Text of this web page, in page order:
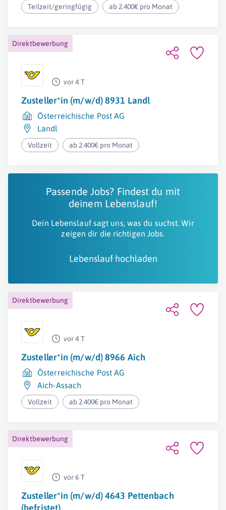
Teilzeit/geringfügig ab 2.400€ pro Monat
Direktbewerbung
vor 4 T
Zusteller*in (m/w/d) 8931 Landl
Österreichische Post AG
Landl
Vollzeit ab 2.400€ pro Monat
Passende Jobs? Findest du mit
deinem Lebenslauf!
Dein Lebenslauf sagt uns, was du suchst. Wir
zeigen dir die richtigen Jobs.
Lebenslauf hochladen
Direktbewerbung
vor 4 T
Zusteller*in (m/w/d) 8966 Aich
Österreichische Post AG
Aich-Assach
Vollzeit ab 2.400€ pro Monat
Direktbewerbung
vor 6 T
Zusteller*in (m/w/d) 4643 Pettenbach
(befristet)